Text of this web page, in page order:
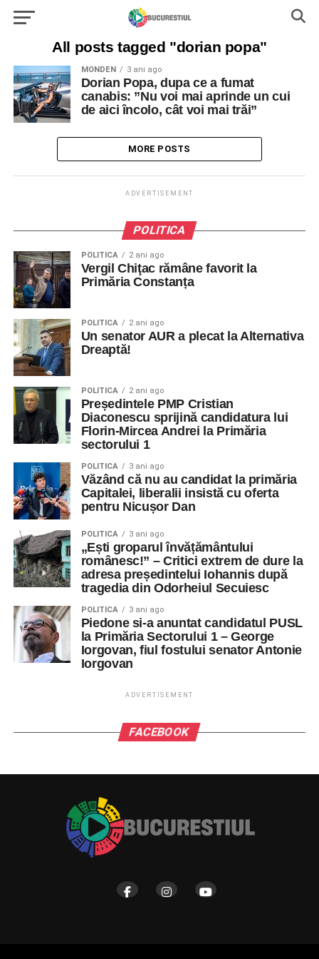
All posts tagged "dorian popa"
MONDEN 3 ani ago
Dorian Popa, dupa ce a fumat
canabis: ”Nu voi mai aprinde un cui
de aici încolo, cât voi mai trăi”
MORE POSTS
ADVERTISEMENT
POLITICA
POLITICA 2 ani ago
Vergil Chiţac rămâne favorit la
Primăria Constanța
POLITICA 2 ani ago
Un senator AUR a plecat la Alternativa
Dreaptă!
POLITICA 2 ani ago
Președintele PMP Cristian
Diaconescu sprijină candidatura lui
Florin-Mircea Andrei la Primăria
sectorului 1
POLITICA 3 ani ago
Văzând că nu au candidat la primăria
Capitalei, liberalii insistă cu oferta
pentru Nicușor Dan
POLITICA 3 ani ago
„Ești groparul învățământului
românesc!” – Critici extrem de dure la
adresa președintelui Iohannis după
tragedia din Odorheiul Secuiesc
POLITICA 3 ani ago
Piedone si-a anuntat candidatul PUSL
la Primăria Sectorului 1 – George
Iorgovan, fiul fostului senator Antonie
Iorgovan
ADVERTISEMENT
FACEBOOK